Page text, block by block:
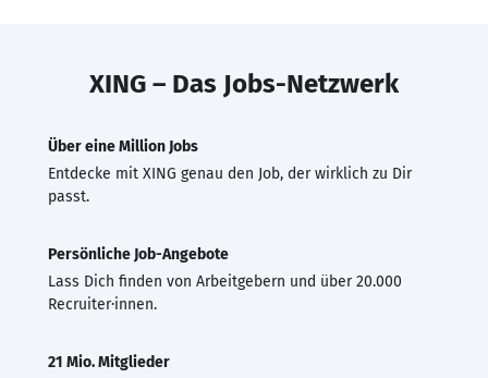
XING – Das Jobs-Netzwerk
Über eine Million Jobs
Entdecke mit XING genau den Job, der wirklich zu Dir
passt.
Persönliche Job-Angebote
Lass Dich finden von Arbeitgebern und über 20.000
Recruiter·innen.
21 Mio. Mitglieder